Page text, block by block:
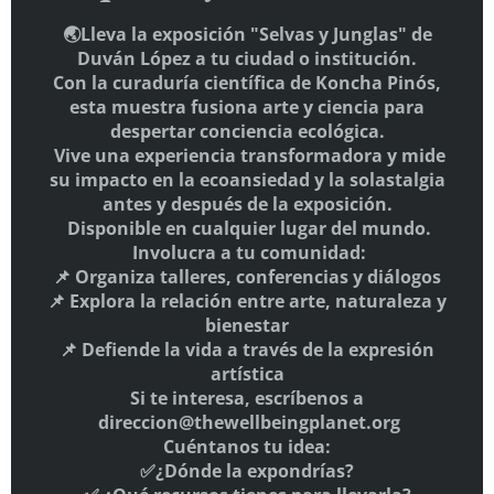
Aquí
SÍGUENOS
🌏Lleva la exposición "Selvas y Junglas" de
Duván López a tu ciudad o institución.
Con la curaduría científica de Koncha Pinós,
esta muestra fusiona arte y ciencia para
despertar conciencia ecológica.
Vive una experiencia transformadora y mide
su impacto en la ecoansiedad y la solastalgia
antes y después de la exposición.
Disponible en cualquier lugar del mundo.
Involucra a tu comunidad:
📌 Organiza talleres, conferencias y diálogos
📌 Explora la relación entre arte, naturaleza y
bienestar
📌 Defiende la vida a través de la expresión
artística
Si te interesa, escríbenos a
direccion@thewellbeingplanet.org
Cuéntanos tu idea:
✅¿Dónde la expondrías?